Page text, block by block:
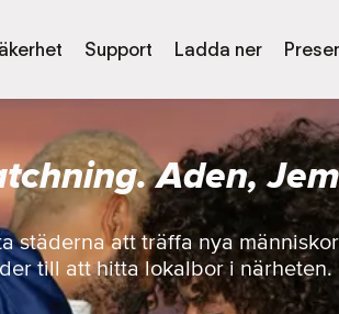
Support Ladda ner
Aden,
städerna att träffa nya
till att hitta lokalbor i närheten.